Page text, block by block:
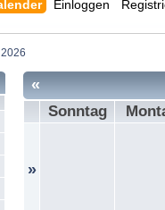
Einloggen
«
Sonntag
»